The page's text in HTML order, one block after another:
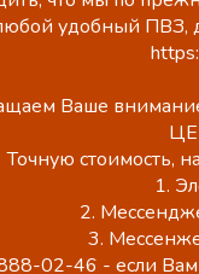
удобный
Ваше
Точную стоимость,
1.
2.
3.
02-46 - если Вам